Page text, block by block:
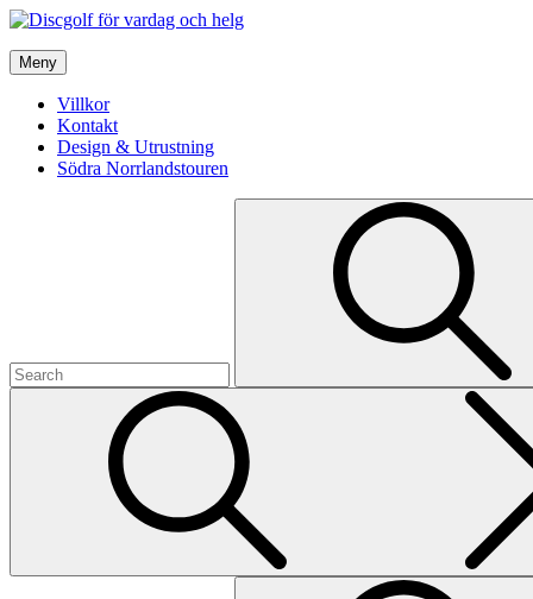
Skip
content
Discgolf för vardag och helg
En aktiv vardag & helg
Meny
Villkor
Kontakt
Design & Utrustning
Södra Norrlandstouren
Sök